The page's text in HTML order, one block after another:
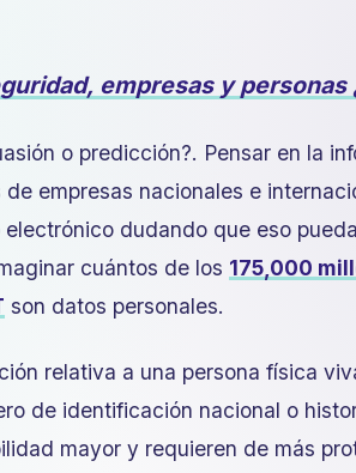
empresas y
o predicción?. Pensar en la
empresas nacionales e
dudando que eso
cuántos de los 175,000
son datos personales.
relativa a una persona física
de identificación nacional o
mayor y requieren de más